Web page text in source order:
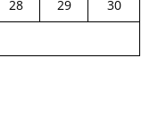
28 29
30